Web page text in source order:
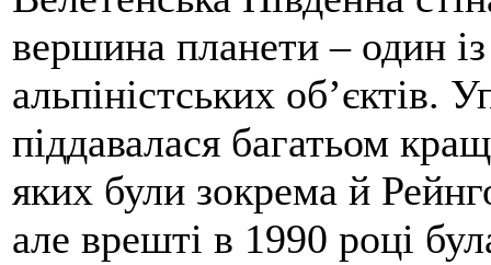
вершина планети – один
альпіністських об’єктів.
піддавалася багатьом
яких були зокрема й
але врешті в 1990 році